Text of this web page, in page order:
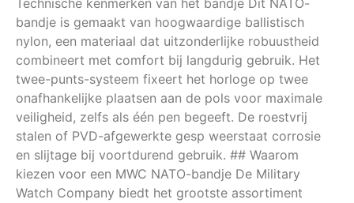
Technische kenmerken van het bandje Dit NATO-
bandje is gemaakt van hoogwaardige ballistisch
nylon, een materiaal dat uitzonderlijke robuustheid
combineert met comfort bij langdurig gebruik. Het
twee-punts-systeem fixeert het horloge op twee
onafhankelijke plaatsen aan de pols voor maximale
veiligheid, zelfs als één pen begeeft. De roestvrij
stalen of PVD-afgewerkte gesp weerstaat corrosie
en slijtage bij voortdurend gebruik. ## Waarom
kiezen voor een MWC NATO-bandje De Military
Watch Company biedt het grootste assortiment